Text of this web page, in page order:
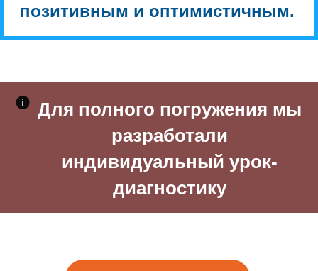
позитивным и оптимистичным.
Для полного погружения мы
разработали
индивидуальный урок-
диагностику